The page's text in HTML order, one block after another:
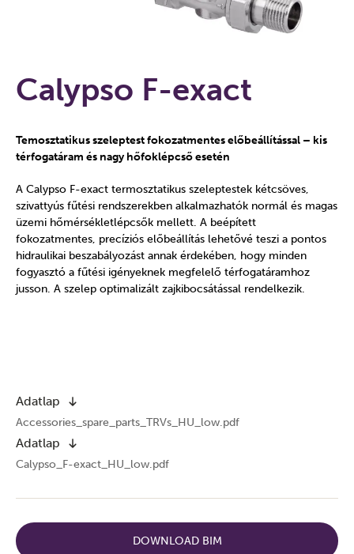
Calypso F-exact
Temosztatikus szeleptest fokozatmentes előbeállítással – kis
térfogatáram és nagy hőfoklépcső esetén
A Calypso F-exact termosztatikus szeleptestek kétcsöves,
szivattyús fűtési rendszerekben alkalmazhatók normál és magas
üzemi hőmérsékletlépcsők mellett. A beépített
fokozatmentes, precíziós előbeállítás lehetővé teszi a pontos
hidraulikai beszabályozást annak érdekében, hogy minden
fogyasztó a fűtési igényeknek megfelelő térfogatáramhoz
jusson. A szelep optimalizált zajkibocsátással rendelkezik.
Adatlap
Accessories_spare_parts_TRVs_HU_low.pdf
Adatlap
Calypso_F-exact_HU_low.pdf
DOWNLOAD BIM